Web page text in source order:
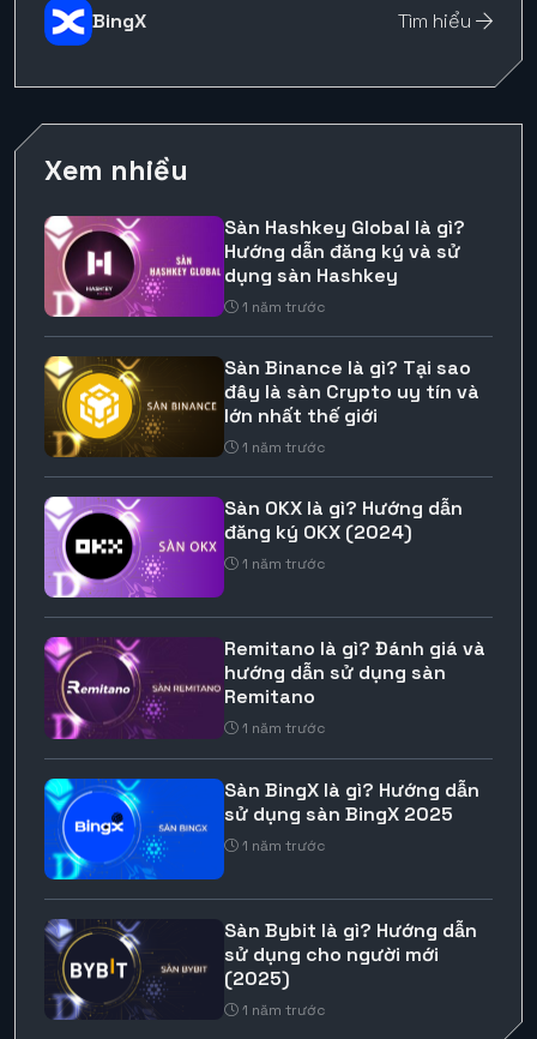
BingX Tìm hiểu
Xem nhiều
Sàn Hashkey Global là gì?
Hướng dẫn đăng ký và sử
dụng sàn Hashkey
1 năm trước
Sàn Binance là gì? Tại sao
đây là sàn Crypto uy tín và
lớn nhất thế giới
1 năm trước
Sàn OKX là gì? Hướng dẫn
đăng ký OKX (2024)
1 năm trước
Remitano là gì? Đánh giá và
hướng dẫn sử dụng sàn
Remitano
1 năm trước
Sàn BingX là gì? Hướng dẫn
sử dụng sàn BingX 2025
1 năm trước
Sàn Bybit là gì? Hướng dẫn
sử dụng cho người mới
(2025)
1 năm trước